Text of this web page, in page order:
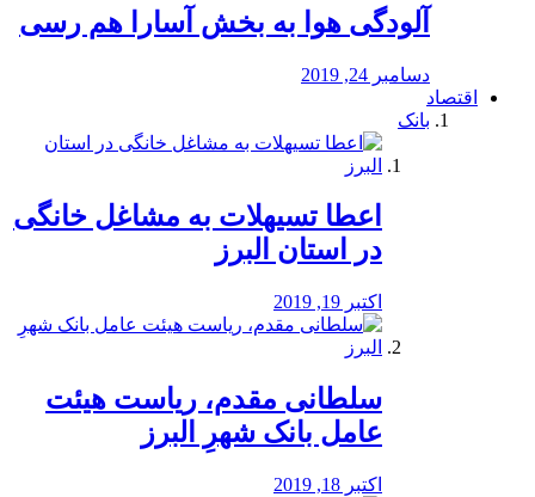
آلودگی هوا به بخش آسارا هم رسی
دسامبر 24, 2019
اقتصاد
بانک
️اعطا تسیهلات به مشاغل خانگی
در استان البرز
اکتبر 19, 2019
سلطانی مقدم، ریاست هیئت
عامل بانک شهرِ البرز
اکتبر 18, 2019